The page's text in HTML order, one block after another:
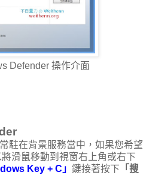
Defender 操作介面
駐在背景服務當中，如果您希望
滑鼠移動到視窗右上角或右下
Key + C」 鍵接著按下 「搜